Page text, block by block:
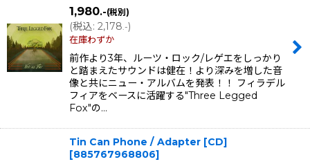
1,980.-(税別)
(税込: 2,178 .-)
在庫わずか
前作より3年、ルーツ・ロック/レゲエをしっかり
と踏まえたサウンドは健在！より深みを増した音
像と共にニュー・アルバムを発表！！ フィラデル
フィアをベースに活躍する"Three Legged
Fox"の…
Tin Can Phone / Adapter [CD]
[885767968806]